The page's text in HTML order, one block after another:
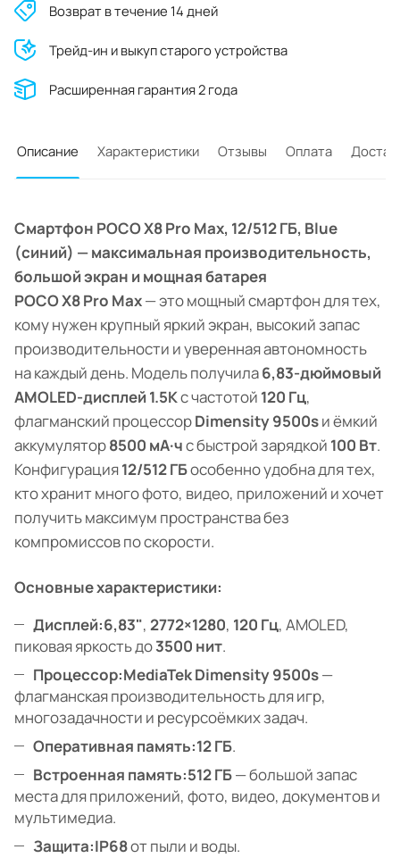
Возврат в течение 14 дней
Трейд-ин и выкуп старого устройства
Расширенная гарантия 2 года
Описание Характеристики Отзывы Оплата
Смартфон POCO X8 Pro Max, 12/512 ГБ, Blue
(синий) — максимальная производительность,
большой экран и мощная батарея
POCO X8 Pro Max— это мощный смартфон для тех,
кому нужен крупный яркий экран, высокий запас
производительности и уверенная автономность
на каждый день. Модель получила6,83-дюймовый
AMOLED-дисплей 1.5Kс частотой 120 Гц,
флагманский процессорDimensity 9500sи ёмкий
аккумулятор8500 мА·чс быстрой зарядкой 100 Вт.
Конфигурация12/512 ГБособенно удобна для тех,
кто хранит много фото, видео, приложений и хочет
получить максимум пространства без
компромиссов по скорости.
Основные характеристики:
Дисплей:6,83", 2772×1280, 120 Гц, AMOLED,
пиковая яркость до3500 нит.
Процессор:MediaTek Dimensity 9500s—
флагманская производительность для игр,
многозадачности и ресурсоёмких задач.
Оперативная память:12 ГБ.
Встроенная память:512 ГБ— большой запас
места для приложений, фото, видео, документов и
мультимедиа.
Защита:IP68от пыли и воды.